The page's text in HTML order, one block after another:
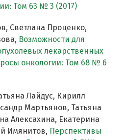
Том 63 № 3 (2017)
Светлана Проценко,
Возможности для
лекарственных
онкологии: Том 68 № 6
Лайдус, Кирилл
Мартьянов, Татьяна
Алексахина, Екатерина
Имянитов, Перспективы